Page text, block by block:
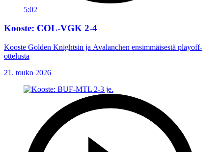
5:02
Kooste: COL-VGK 2-4
Kooste Golden Knightsin ja Avalanchen ensimmäisestä playoff-
ottelusta
21. touko 2026